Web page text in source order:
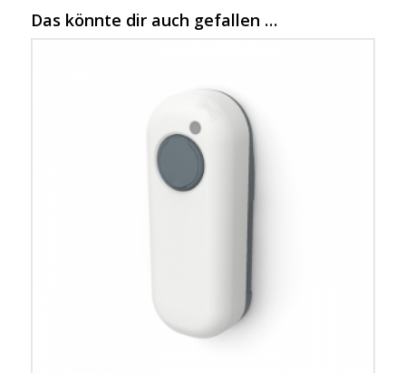
Das könnte dir auch gefallen …